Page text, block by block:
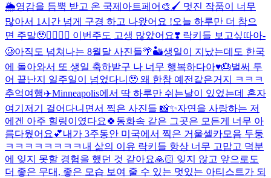
🌦️영감을 듬뿍 받고 온 국제아트페어🎨🖌️ 멋진 작품이 너무
많아서 1시간 넘게 구경 하고 나왔어요 !오늘 하루만 더 참으
면 주말🥹❤️‍🔥❤️‍🔥 이번주도 고생 많았어요❣️ 락키들 보고싶따아-
🥲아직도 넘쳐나는 8월달 사진들🌴🏜️생일이 지났는데도 한국
에 돌아와서 또 생일 축하받구 나 너무 행복하다아♥️🎂벌써 투
어 끝난지 일주일이 넘었다니🥹 왜 한참 예전같은거지 ㅋㅋㅋ
추억여행✈️Minneapolis에서 딱 하루만 쉬는날이 있었는데 혼자
여기저기 걸어다니면서 찍은 사진들 📸✨자연을 사랑하는 저
에겐 아주 힐링이였다요🍀동화속 같은 그곳은 모든게 너무 아
름다웠어요💕내가 3주동안 미국에서 찍은 거울셀카모음 두둥
ㅋㅋㅋㅋㅋㅋㅋㅋ 내 삶의 이유 락키들 항상 너무 고맙고 덕분
에 잊지 못할 경험을 했던 것 같아요🙏🏻 잊지 않고 앞으로도
더 좋은 무대, 좋은 모습 보여 줄 수 있는 멋있는 아티스트가 되